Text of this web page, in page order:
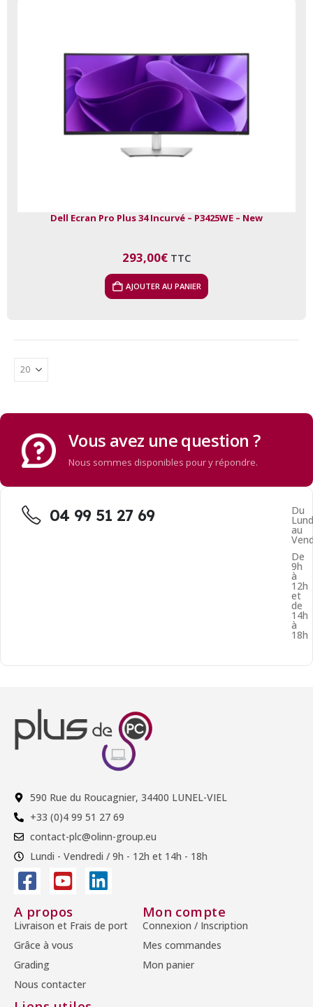
Dell Ecran Pro Plus 34 Incurvé – P3425WE – New
293,00€ TTC
AJOUTER AU PANIER
Vous avez une question ?
Nous sommes disponibles pour y répondre.
04 99 51 27 69 Du
au
De
9h
à
12h
et
de
14h
à
18h
590 Rue du Roucagnier, 34400 LUNEL-VIEL
+33 (0)4 99 51 27 69
contact-plc@olinn-group.eu
Lundi - Vendredi / 9h - 12h et 14h - 18h
A propos
Livraison et Frais de port
Grâce à vous
Grading
Nous contacter
Mon compte
Connexion / Inscription
Mes commandes
Mon panier